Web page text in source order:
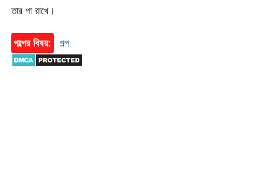
তার পা রাখে।
গল্পের বিষয়: গল্প